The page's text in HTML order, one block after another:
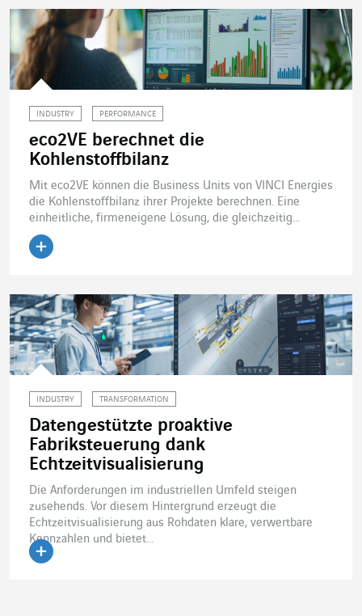
INDUSTRY PERFORMANCE
eco2VE berechnet die
Kohlenstoffbilanz
Mit eco2VE können die Business Units von VINCI Energies
die Kohlenstoffbilanz ihrer Projekte berechnen. Eine
einheitliche, firmeneigene Lösung, die gleichzeitig...
INDUSTRY TRANSFORMATION
Datengestützte proaktive
Fabriksteuerung dank
Echtzeitvisualisierung
Die Anforderungen im industriellen Umfeld steigen
zusehends. Vor diesem Hintergrund erzeugt die
Echtzeitvisualisierung aus Rohdaten klare, verwertbare
Kennzahlen und bietet...